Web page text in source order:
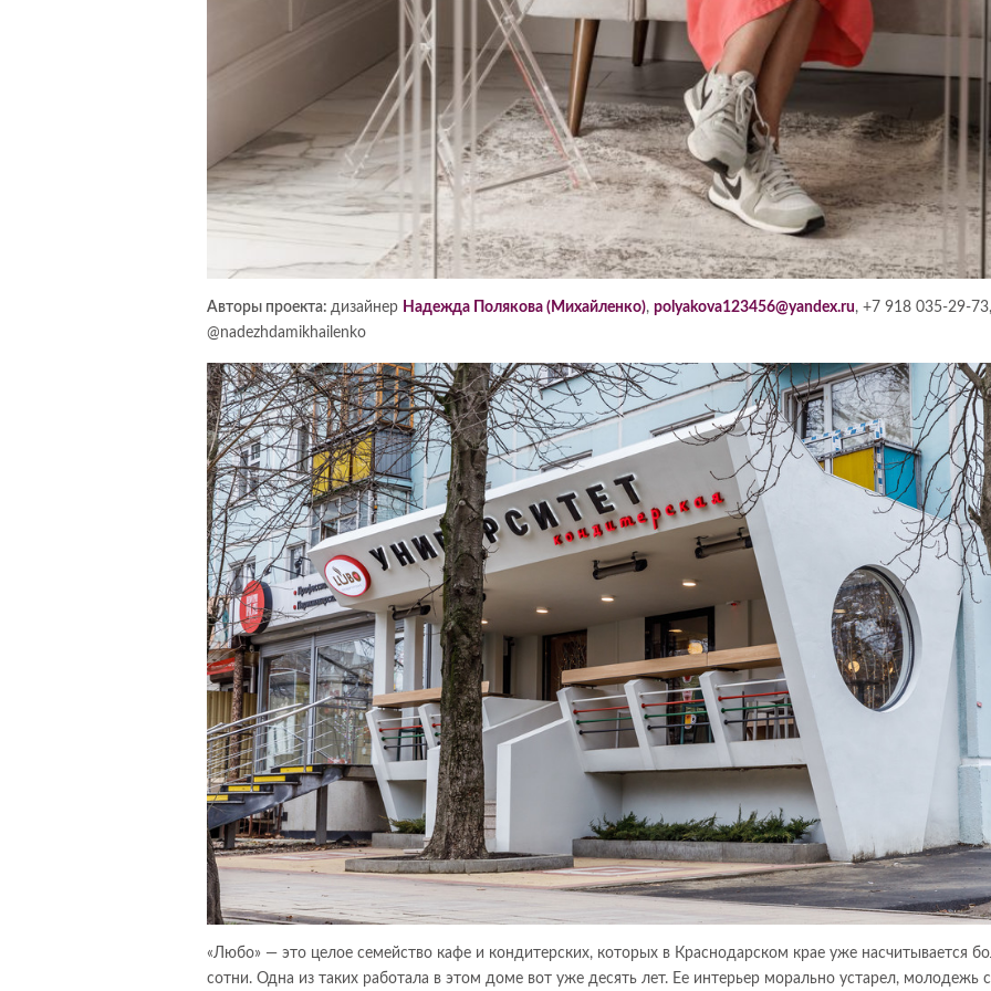
Авторы проекта: дизайнер Надежда Полякова (Михайленко), polyakova123456@yandex.ru, +7 918 035-29-73,
@nadezhdamikhailenko
«Любо» — это целое семейство кафе и кондитерских, которых в Краснодарском крае уже насчитывается
сотни. Одна из таких работала в этом доме вот уже десять лет. Ее интерьер морально устарел, молодежь